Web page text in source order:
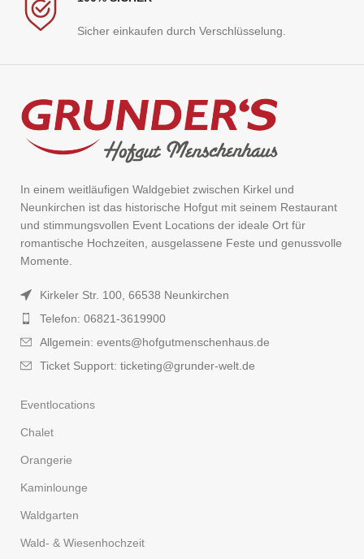
Sicher einkaufen durch Verschlüsselung.
In einem weitläufigen Waldgebiet zwischen Kirkel und
Neunkirchen ist das historische Hofgut mit seinem Restaurant
und stimmungsvollen Event Locations der ideale Ort für
romantische Hochzeiten, ausgelassene Feste und genussvolle
Momente.
Kirkeler Str. 100, 66538 Neunkirchen
Telefon: 06821-3619900
Allgemein: events@hofgutmenschenhaus.de
Ticket Support: ticketing@grunder-welt.de
Eventlocations
Chalet
Orangerie
Kaminlounge
Waldgarten
Wald- & Wiesenhochzeit